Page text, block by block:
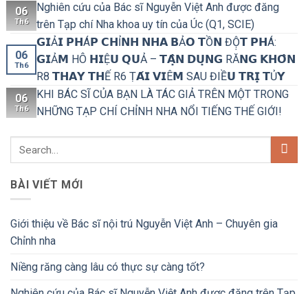
06
Th6
Nghiên cứu của Bác sĩ Nguyễn Việt Anh được đăng
trên Tạp chí Nha khoa uy tín của Úc (Q1, SCIE)
06
Th6
𝗚𝗜Ả𝗜 𝗣𝗛Á𝗣 𝗖𝗛Ỉ𝗡𝗛 𝗡𝗛𝗔 𝗕Ả𝗢 𝗧Ồ𝗡 ĐỘ̣𝗧 𝗣𝗛Á:
𝗚𝗜Ả𝗠 HÔ 𝗛𝗜Ệ𝗨 𝗤𝗨Ả – 𝗧𝗔̣̂𝗡 𝗗𝗨̣𝗡𝗚 RĂ𝗡𝗚 𝗞𝗛𝗢̂𝗡
R8 𝗧𝗛𝗔𝗬 𝗧𝗛Ế R6 Ṭ𝗔́𝗜 𝗩𝗜Ê𝗠 SAU ĐIỀ𝗨 𝗧𝗥𝗜̣ 𝗧Ủ𝗬
06
Th6
KHI BÁC SĨ CỦA BẠN LÀ TÁC GIẢ TRÊN MỘT TRONG
NHỮNG TẠP CHÍ CHỈNH NHA NỔI TIẾNG THẾ GIỚI!
BÀI VIẾT MỚI
Giới thiệu về Bác sĩ nội trú Nguyễn Việt Anh – Chuyên gia
Chỉnh nha
Niềng răng càng lâu có thực sự càng tốt?